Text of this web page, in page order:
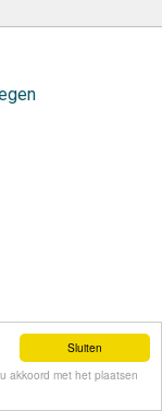
Sluiten
akkoord met het plaatsen